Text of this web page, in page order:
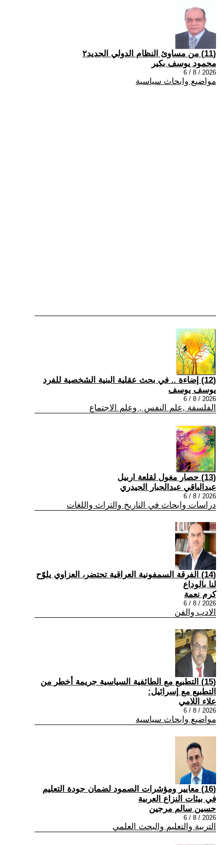
(11) من مساوئ النظام الدولي الجديد٢
محمود يوسف بكير
2026 / 8 / 6
مواضيع وابحاث سياسية
(12) إضاءة .. في بحث عقلية البنية الشخصية للفرد
يوسف يوسف
2026 / 8 / 6
الفلسفة ,علم النفس , وعلم الاجتماع
(13) حصار مغول لقلعة اربيل
عبدالباقي عبدالجبار الحيدري
2026 / 8 / 6
دراسات وابحاث في التاريخ والتراث واللغات
(14) الفرقة السمفونية العراقية تحتضر، العزاوي يلوّح
لنا بالوداع
كرم نعمة
2026 / 8 / 6
الادب والفن
(15) التطبيع مع الطائفية السياسية جريمة أخطر من
التطبيع مع إسرائيل:
علاء اللامي
2026 / 8 / 6
مواضيع وابحاث سياسية
(16) معايير ومؤشرات الصمود لضمان جودة التعليم
في بيئات النزاع العربية
حسين سالم مرجين
2026 / 8 / 6
التربية والتعليم والبحث العلمي